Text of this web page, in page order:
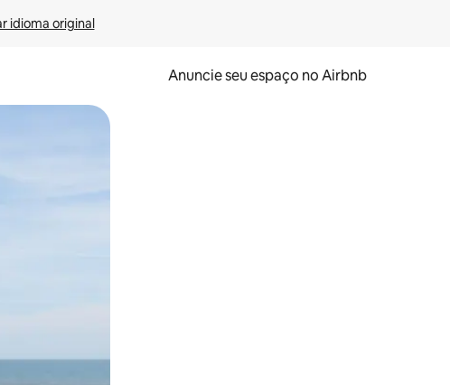
idioma original
Anuncie seu espaço no Airbnb
e deslizando o dedo na tela.